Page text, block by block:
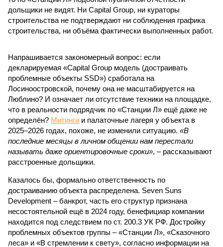
дольщики не видят. Ни Capital Group, ни кураторы
строительства не подтверждают ни соблюдения графика
строительства, ни объёма фактически выполненных работ.
Напрашивается закономерный вопрос: если
декларируемая «Capital Group модель (достраивать
проблемные объекты SSD») сработала на
Лосиноостровской, почему она не масштабируется на
Люблино? И означает ли отсутствие техники на площадке,
что в реальности подрядчик по «Станции Л» ещё даже не
определён? Митинги и палаточные лагеря у объекта в
2025–2026 годах, похоже, не изменили ситуацию. «В
последние месяцы в личном общении нам перестали
называть даже ориентировочные сроки», – рассказывают
расстроенные дольщики.
Казалось бы, формально ответственность по
достраиванию объекта распределена. Seven Suns
Development – банкрот, часть его структур признана
несостоятельной ещё в 2024 году, бенефициар компании
находится под следствием по ст. 200.3 УК РФ. Достройку
проблемных объектов группы – «Станции Л», «Сказочного
леса» и «В стремлении к свету», согласно информации на